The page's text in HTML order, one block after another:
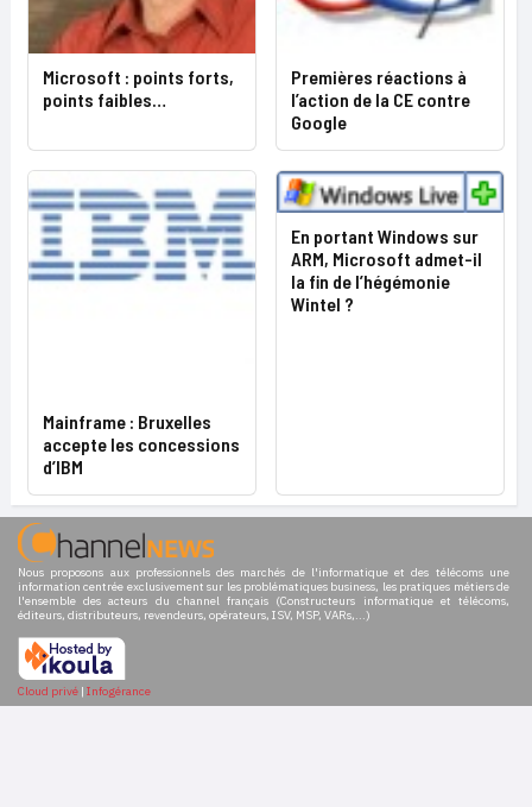
Microsoft : points forts,
points faibles…
Premières réactions à
l’action de la CE contre
Google
Mainframe : Bruxelles
accepte les concessions
d’IBM
En portant Windows sur
ARM, Microsoft admet-il
la fin de l’hégémonie
Wintel ?
Nous proposons aux professionnels des marchés de l'informatique et des télécoms une
information centrée exclusivement sur les problématiques business, les pratiques métiers de
l'ensemble des acteurs du channel français (Constructeurs informatique et télécoms,
éditeurs, distributeurs, revendeurs, opérateurs, ISV, MSP, VARs,...)
Cloud privé | Infogérance